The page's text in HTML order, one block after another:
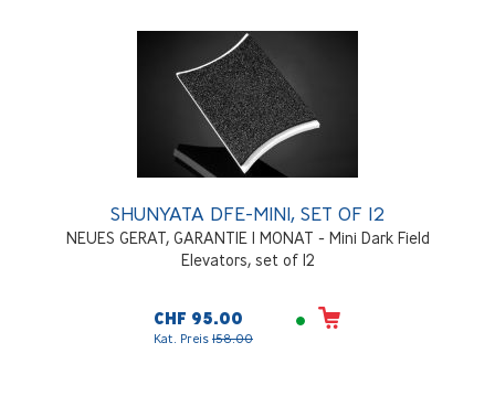
50Hz/60Hz, 100 Watts, 1 RU
SHUNYATA DFE-MINI, SET OF 12
NEUES GERAT, GARANTIE 1 MONAT - Mini Dark Field
Elevators, set of 12
CHF 95.00
Kat. Preis 158.00